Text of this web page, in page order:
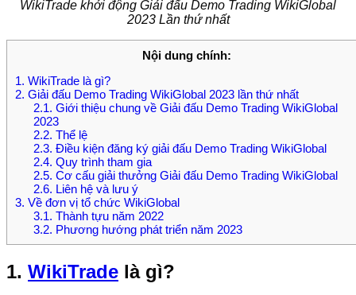
WikiTrade khởi động Giải đấu Demo Trading WikiGlobal
2023 Lần thứ nhất
Nội dung chính:
1. WikiTrade là gì?
2. Giải đấu Demo Trading WikiGlobal 2023 lần thứ nhất
2.1. Giới thiệu chung về Giải đấu Demo Trading WikiGlobal
2023
2.2. Thể lệ
2.3. Điều kiện đăng ký giải đấu Demo Trading WikiGlobal
2.4. Quy trình tham gia
2.5. Cơ cấu giải thưởng Giải đấu Demo Trading WikiGlobal
2.6. Liên hệ và lưu ý
3. Về đơn vị tổ chức WikiGlobal
3.1. Thành tựu năm 2022
3.2. Phương hướng phát triển năm 2023
1. WikiTrade là gì?